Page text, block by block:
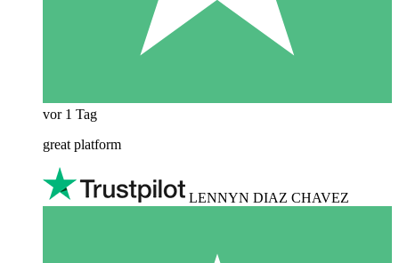
vor 1 Tag
great platform
LENNYN DIAZ CHAVEZ